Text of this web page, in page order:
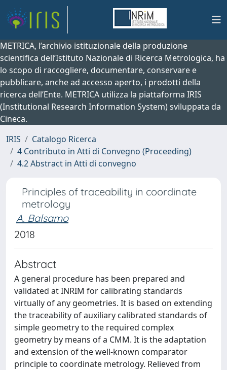
METRICA, l’archivio istituzionale della produzione
scientifica dell’Istituto Nazionale di Ricerca Metrologica, ha
lo scopo di raccogliere, documentare, conservare e
pubblicare, anche ad accesso aperto, i prodotti della
ricerca dell’Ente. METRICA utilizza la piattaforma IRIS
(Institutional Research Information System) sviluppata da
Cineca.
IRIS
Catalogo Ricerca
4 Contributo in Atti di Convegno (Proceeding)
4.2 Abstract in Atti di convegno
Principles of traceability in coordinate
metrology
A. Balsamo
2018
Abstract
A general procedure has been prepared and
validated at INRIM for calibrating standards
virtually of any geometries. It is based on extending
the traceability of auxiliary calibrated standards of
simple geometry to the required complex
geometry by means of a CMM. It is the adaptation
and extension of the well-known comparator
principle to coordinate metrology. Relieved from